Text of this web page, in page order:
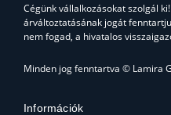
Cégünk vállalkozásokat szolgál
árváltoztatásának jogát
nem fogad, a hivatalos
Minden jog fenntartva © Lamira
Információk